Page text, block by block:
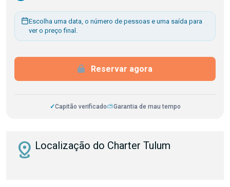
Escolha uma data, o número de pessoas e uma saída para
ver o preço final.
Reservar agora
✓Capitão verificado⛅Garantia de mau tempo
distance Localização do Charter Tulum